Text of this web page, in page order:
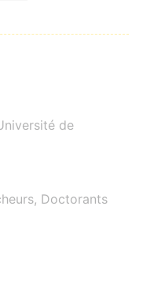
de
Doctorants